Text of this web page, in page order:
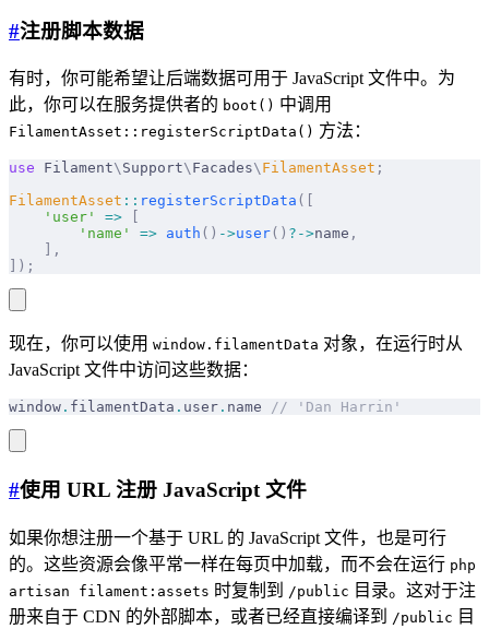
#注册脚本数据
有时，你可能希望让后端数据可用于 JavaScript 文件中。为
此，你可以在服务提供者的 boot() 中调用
FilamentAsset::registerScriptData() 方法：
use Filament\ Support\ Facades\ FilamentAsset ;
FilamentAsset :: registerScriptData ([
    'user'
=>
        'name'
=> auth () ->user() ?->name ,
    ],
]);
现在，你可以使用 window.filamentData 对象，在运行时从
JavaScript 文件中访问这些数据：
window . filamentData . user . name // 'Dan Harrin'
#使用 URL 注册 JavaScript 文件
如果你想注册一个基于 URL 的 JavaScript 文件，也是可行
的。这些资源会像平常一样在每页中加载，而不会在运行 php
artisan filament:assets 时复制到 /public 目录。这对于注
册来自于 CDN 的外部脚本，或者已经直接编译到
/public 目